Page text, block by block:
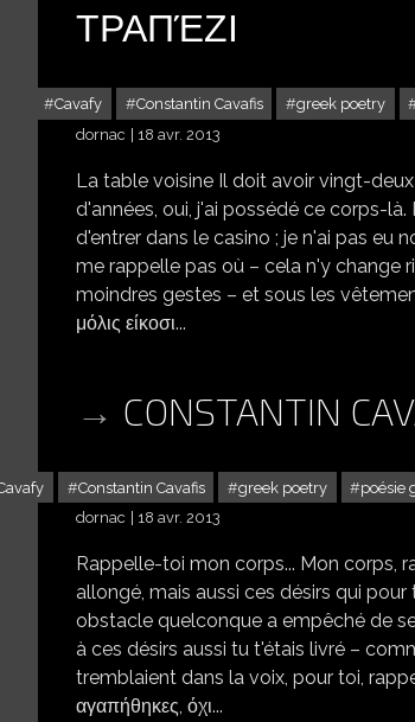
ΤΡΑΠΈΖΙ
Cavafy Constantin Cavafis greek poetry
dornac
18 avr. 2013
La table voisine Il doit avoir vingt-
d'années, oui, j'ai possédé ce corps-
d'entrer dans le casino ; je n'ai pas eu
me rappelle pas où – cela n'y change
moindres gestes – et sous les
μόλις είκοσι...
CONSTANTIN
Constantin Cavafis greek poetry poésie
dornac
18 avr. 2013
Rappelle-toi mon corps... Mon corps,
allongé, mais aussi ces désirs qui
obstacle quelconque a empêché de
à ces désirs aussi tu t'étais livré –
tremblaient dans la voix, pour toi,
αγαπήθηκες, όχι...